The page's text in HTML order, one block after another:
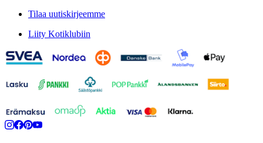
Tilaa uutiskirjeemme
Liity Kotiklubiin